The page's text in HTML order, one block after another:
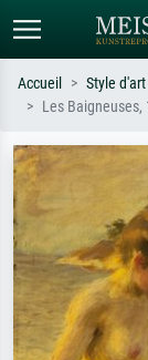
Recherchez par
impressionnisme,
nu.
Accueil Style d'art
Les Baigneuses,